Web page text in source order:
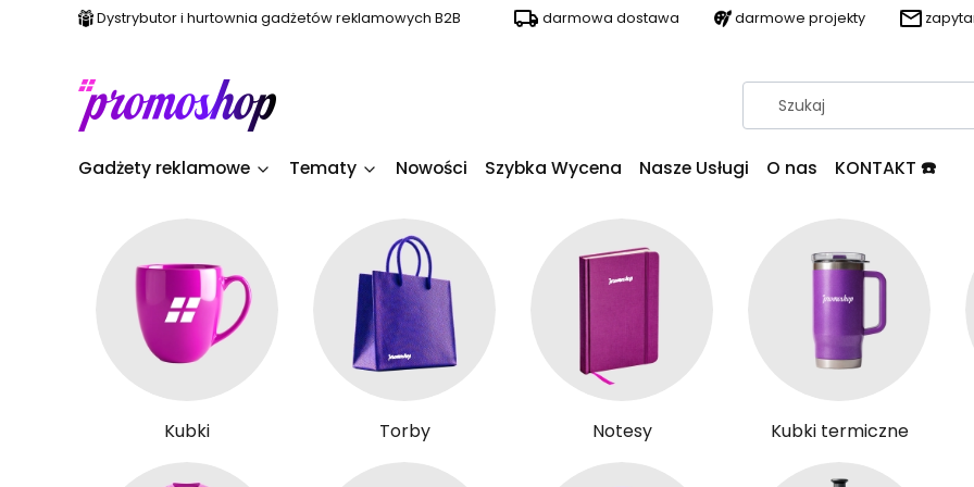
Dystrybutor i hurtownia gadżetów reklamowych B2B darmowa dostawa darmowe projekty
Gadżety reklamowe Tematy Nowości Szybka Wycena Nasze Usługi O nas KONTAKT ☎️
Kubki Torby Notesy Kubki termiczne